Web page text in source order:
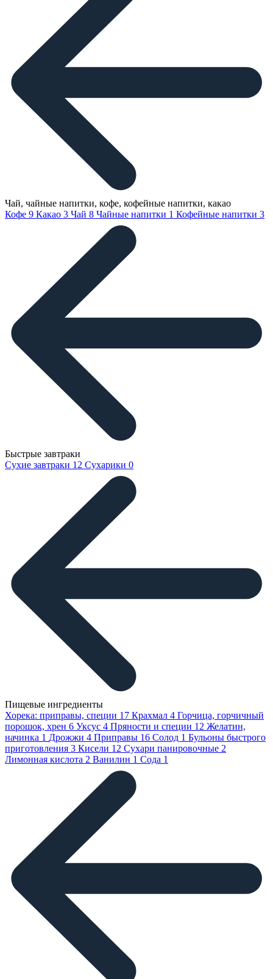
Чай, чайные напитки, кофе, кофейные напитки, какао
Кофе 9 Какао 3 Чай 8 Чайные напитки 1 Кофейные напитки 3
Быстрые завтраки
Сухие завтраки 12 Сухарики 0
Пищевые ингредиенты
Хорека: приправы, специи 17 Крахмал 4 Горчица, горчичный
порошок, хрен 6 Уксус 4 Пряности и специи 12 Желатин,
начинка 1 Дрожжи 4 Приправы 16 Солод 1 Бульоны быстрого
приготовления 3 Кисели 12 Сухари панировочные 2
Лимонная кислота 2 Ванилин 1 Сода 1